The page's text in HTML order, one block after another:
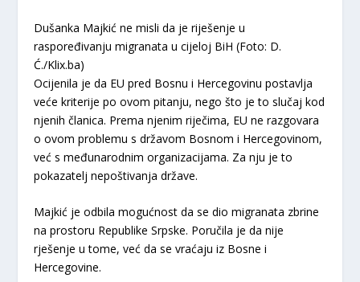
Dušanka Majkić ne misli da je riješenje u
raspoređivanju migranata u cijeloj BiH (Foto: D.
Ć./Klix.ba)
Ocijenila je da EU pred Bosnu i Hercegovinu postavlja
veće kriterije po ovom pitanju, nego što je to slučaj kod
njenih članica. Prema njenim riječima, EU ne razgovara
o ovom problemu s državom Bosnom i Hercegovinom,
već s međunarodnim organizacijama. Za nju je to
pokazatelj nepoštivanja države.
Majkić je odbila mogućnost da se dio migranata zbrine
na prostoru Republike Srpske. Poručila je da nije
rješenje u tome, već da se vraćaju iz Bosne i
Hercegovine.